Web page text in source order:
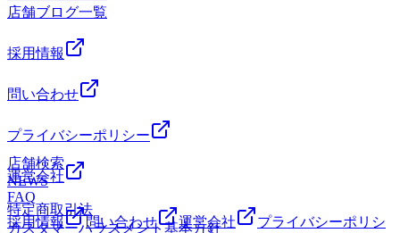
「鶴見駅西口」行き約20分 トレッサ横浜下車徒歩約1分 東急
研究所前下車徒歩約3分
店舗ブログ一覧
採用情報
問い合わせ
プライバシーポリシー
運営会社
特定商取引法
カスタマーハラスメント基本方針
店舗検索
NEWS
FAQ
採用情報
問い合わせ 運営会社 プライバシーポリシ